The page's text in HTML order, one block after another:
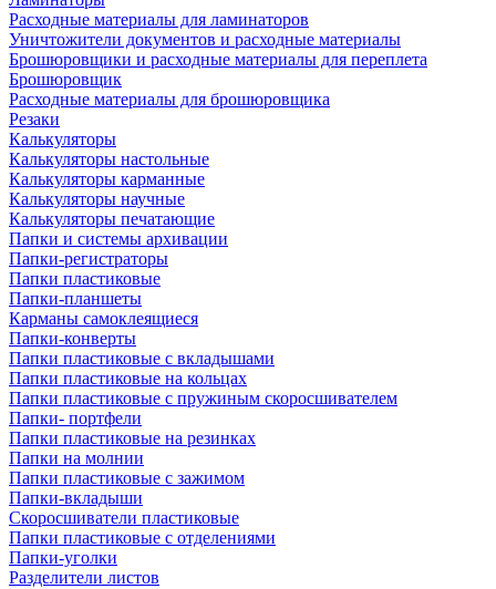
Расходные материалы для ламинаторов
Уничтожители документов и расходные материалы
Брошюровщики и расходные материалы для переплета
Брошюровщик
Расходные материалы для брошюровщика
Резаки
Калькуляторы
Калькуляторы настольные
Калькуляторы карманные
Калькуляторы научные
Калькуляторы печатающие
Папки и системы архивации
Папки-регистраторы
Папки пластиковые
Папки-планшеты
Карманы самоклеящиеся
Папки-конверты
Папки пластиковые с вкладышами
Папки пластиковые на кольцах
Папки пластиковые с пружиным скоросшивателем
Папки- портфели
Папки пластиковые на резинках
Папки на молнии
Папки пластиковые с зажимом
Папки-вкладыши
Скоросшиватели пластиковые
Папки пластиковые с отделениями
Папки-уголки
Разделители листов